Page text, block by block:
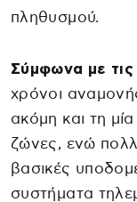
πληθυσμού.
Σύμφωνα με τις
χρόνοι
ακόμη και τη
ζώνες, ενώ
βασικές
συστήματα